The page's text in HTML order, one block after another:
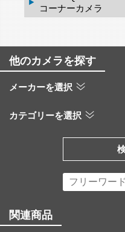
コーナーカメラ
他のカメラを探す
メーカーを選択
カテゴリーを選択
関連商品